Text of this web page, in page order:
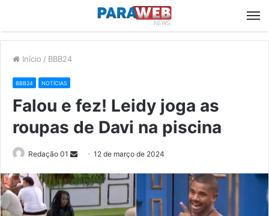
Início / BBB24
BBB24 NOTÍCIAS
Falou e fez! Leidy joga as
roupas de Davi na piscina
Redação 01
Send
email
12 de março de 2024